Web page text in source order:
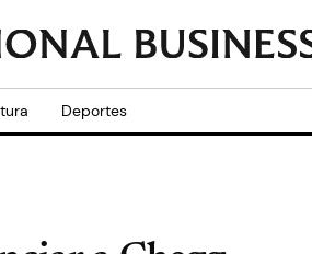
Deportes